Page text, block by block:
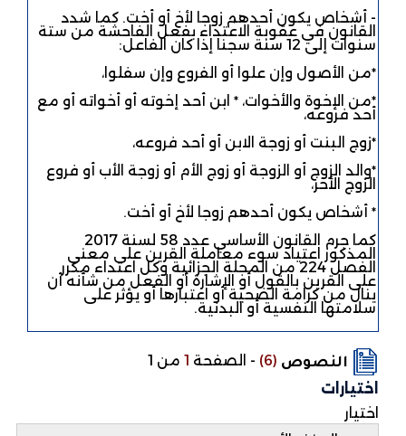
- أشخاص يكون أحدهم زوجا لأخ أو أخت. كما شدد
القانون في عقوبة الاعتداء بفعل الفاحشة من ستة
سنوات إلى 12 سنة سجنا إذا كان الفاعل:
٭من الأصول وإن علوا أو الفروع وإن سفلوا،
٭من الإخوة والأخوات، ٭ ابن أحد إخوته أو أخواته أو مع
أحد فروعه،
٭زوج البنت أو زوجة الابن أو أحد فروعه،
٭والد الزوج أو الزوجة أو زوج الأم أو زوجة الأب أو فروع
الزوج الأخر،
٭ أشخاص يكون أحدهم زوجا لأخ أو أخت.
كما جرم القانون الأساسي عدد 58 لسنة 2017
المذكور اعتياد سوء معاملة القرين على معنى
الفصل 224 من المجلة الجزائية وكل اعتداء مكرر
على القرين بالقول أو الإشارة أو الفعل من شأنه أن
ينال من كرامة الضحية أو اعتبارها أو يؤثر على
سلامتها النفسية أو البدنية.
النصوص (6)
-الصفحة1من 1
اختيارات
اختيار